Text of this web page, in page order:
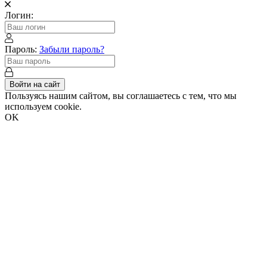
Логин:
Пароль: Забыли пароль?
Войти на сайт
Пользуясь нашим сайтом, вы соглашаетесь с тем, что мы
используем cookie.
OK